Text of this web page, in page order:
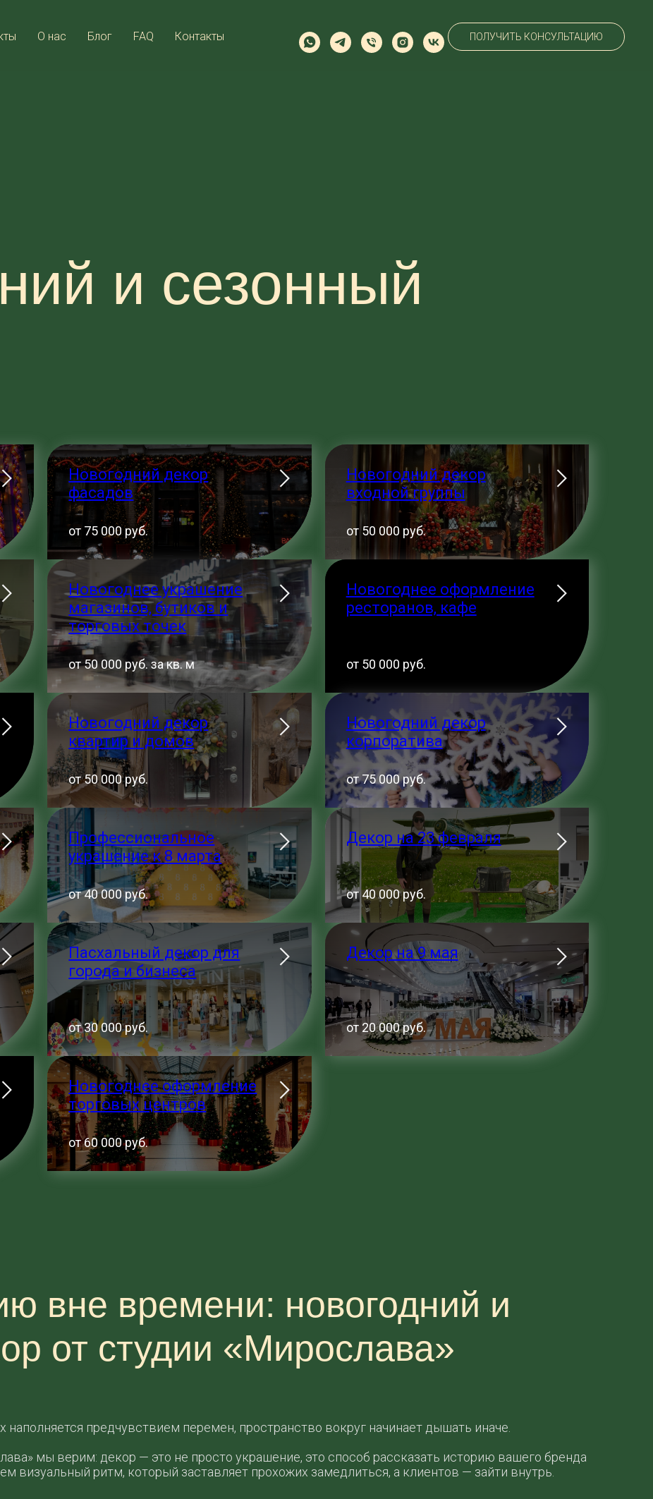
О нас Блог FAQ Контакты ПОЛУЧИТЬ КОНСУЛЬТАЦИЮ
и сезонный
Новогодний декор
фасадов
от 75 000 руб.
Новогодний декор
входной группы
от 50 000 руб.
Новогоднее украшение
магазинов, бутиков и
торговых точек
от 50 000 руб. за кв. м
Новогоднее оформление
ресторанов, кафе
от 50 000 руб.
Новогодний декор
квартир и домов
от 50 000 руб.
Новогодний декор
корпоратива
от 75 000 руб.
Профессиональное
украшение к 8 марта
от 40 000 руб.
Декор на 23 февраля
от 40 000 руб.
Пасхальный декор для
города и бизнеса
от 30 000 руб.
Декор на 9 мая
от 20 000 руб.
Новогоднее оформление
торговых центров
от 60 000 руб.
вне времени: новогодний и
от студии «Мирослава»
наполняется предчувствием перемен, пространство вокруг начинает дышать иначе.
мы верим: декор — это не просто украшение, это способ рассказать историю вашего бренда
визуальный ритм, который заставляет прохожих замедлиться, а клиентов — зайти внутрь.